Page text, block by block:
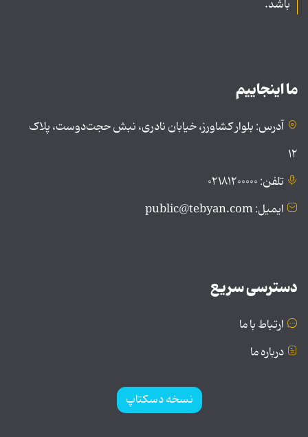
باشد.
ما اینجاییم
آدرس: بلوار کشاورز، خیابان نادری، نبش حجت‌دوست، پلاک
۱۲
تلفن: ۰۲۱۸۱۲۰۰۰۰۰
ایمیل: public@tebyan.com
دسترسی سریع
ارتباط با ما
درباره ما
نسخه دسکتاپ